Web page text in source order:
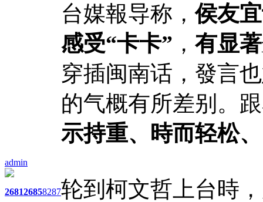
admin
268126858287
台媒報导称，侯友
感受“卡卡” ， 有显
穿插闽南话，發言
的气概有所差别。
示持重、時而轻松
轮到柯文哲上台時